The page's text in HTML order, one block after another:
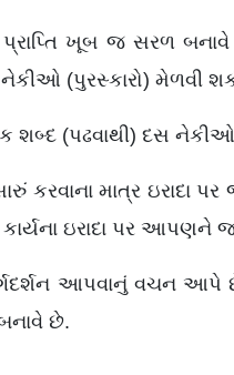
ખૂબ જ સરળ બનાવે
(પુરસ્કારો) મેળવી
(પઢવાથી) દસ
માત્ર ઇરાદા
ઇરાદા પર આપણને
આપવાનું વચન
છે.